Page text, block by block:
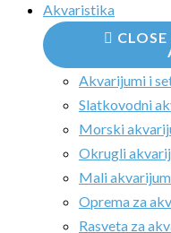
Akvaristika
Akvarijumi i
Slatkovodni
Morski
Okrugli
Mali
Oprema za
Rasveta za